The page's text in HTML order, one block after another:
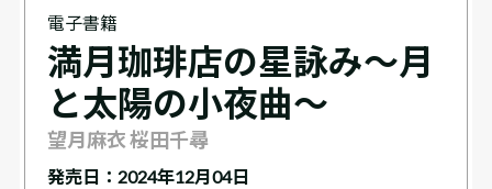
電子書籍
満月珈琲店の星詠み～月
と太陽の小夜曲～
望月麻衣 桜田千尋
発売日：2024年12月04日